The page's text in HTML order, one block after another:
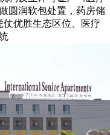
圆润软包处置，药房储
仗优胜生态区位、医疗